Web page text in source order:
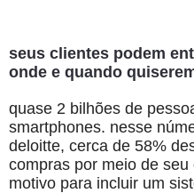
seus clientes podem
onde e quando
quase 2 bilhões de
smartphones. nesse
deloitte, cerca de 58%
compras por meio de
motivo para incluir um